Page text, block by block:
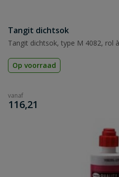
Tangit dichtsok
Tangit dichtsok, type M 4082, rol
Op voorraad
vanaf
€
116,21